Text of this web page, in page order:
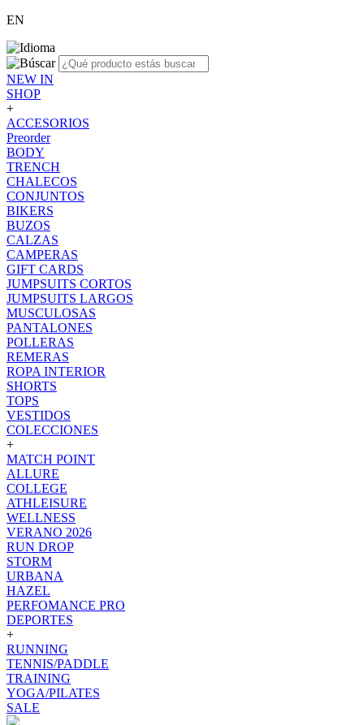
EN
NEW IN
SHOP
+
ACCESORIOS
Preorder
BODY
TRENCH
CHALECOS
CONJUNTOS
BIKERS
BUZOS
CALZAS
CAMPERAS
GIFT CARDS
JUMPSUITS CORTOS
JUMPSUITS LARGOS
MUSCULOSAS
PANTALONES
POLLERAS
REMERAS
ROPA INTERIOR
SHORTS
TOPS
VESTIDOS
COLECCIONES
+
MATCH POINT
ALLURE
COLLEGE
ATHLEISURE
WELLNESS
VERANO 2026
RUN DROP
STORM
URBANA
HAZEL
PERFOMANCE PRO
DEPORTES
+
RUNNING
TENNIS/PADDLE
TRAINING
YOGA/PILATES
SALE